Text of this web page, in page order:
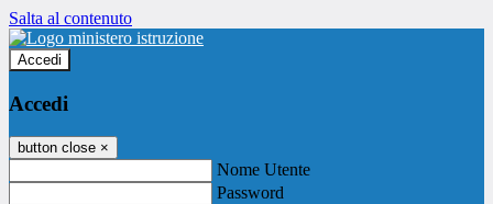
Salta al contenuto
Accedi
Accedi
button close ×
Nome Utente
Password